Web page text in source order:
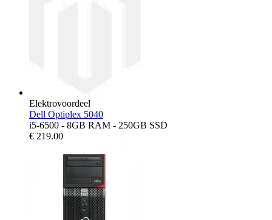
Elektrovoordeel
Dell Optiplex 5040
i5-6500 - 8GB RAM - 250GB SSD
€ 219.00